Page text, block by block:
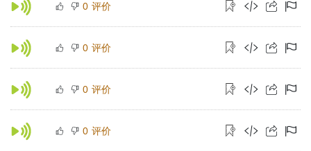
0 评价
0 评价
0 评价
0 评价